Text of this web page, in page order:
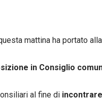
mattina ha portato
in Consiglio
al fine di